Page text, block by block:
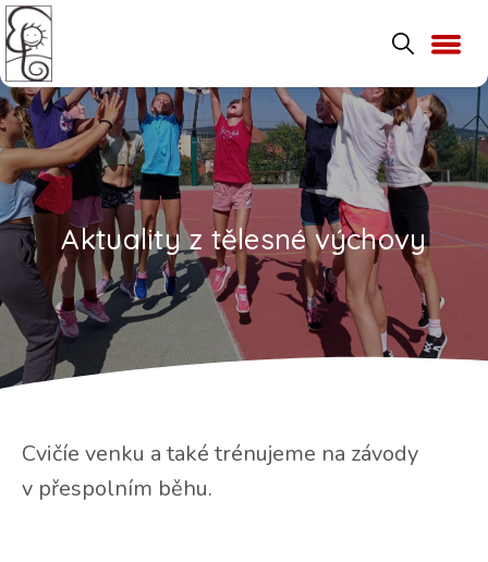
Aktuality z tělesné výchovy
Cvičíe venku a také trénujeme na závody
v přespolním běhu.